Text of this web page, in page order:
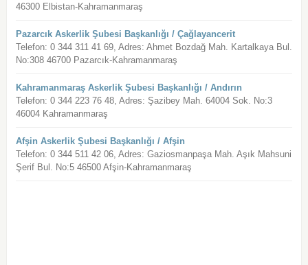
46300 Elbistan-Kahramanmaraş
Pazarcık Askerlik Şubesi Başkanlığı / Çağlayancerit
Telefon: 0 344 311 41 69, Adres: Ahmet Bozdağ Mah. Kartalkaya Bul.
No:308 46700 Pazarcık-Kahramanmaraş
Kahramanmaraş Askerlik Şubesi Başkanlığı / Andırın
Telefon: 0 344 223 76 48, Adres: Şazibey Mah. 64004 Sok. No:3
46004 Kahramanmaraş
Afşin Askerlik Şubesi Başkanlığı / Afşin
Telefon: 0 344 511 42 06, Adres: Gaziosmanpaşa Mah. Aşık Mahsuni
Şerif Bul. No:5 46500 Afşin-Kahramanmaraş